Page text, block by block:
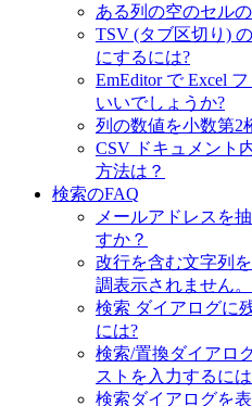
ある列の空のセル
TSV (タブ区切り)
にするには?
EmEditor で Excel
いいでしょうか?
列の数値を小数第2
CSV ドキュメント
方法は？
検索のFAQ
メールアドレスを
すか？
改行を含む文字列
調表示されません。
検索 ダイアログに
には?
検索/置換ダイアロ
ストを入力するに
検索ダイアログを